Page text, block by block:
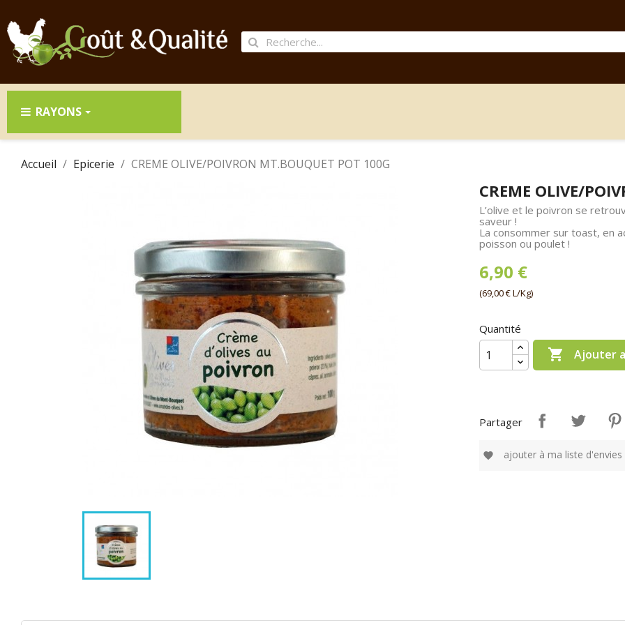
RAYONS
Accueil Epicerie CREME OLIVE/POIVRON MT.BOUQUET POT 100G
CREME OLIVE/
L’olive et le poivron se
saveur !
La consommer sur toast, en
poisson ou poulet !
6,90 €
(69,00 € L/Kg)
Quantité
 Ajouter
Partager
favorite ajouter à ma liste d'envies